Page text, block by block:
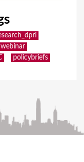
webinar
policybriefs